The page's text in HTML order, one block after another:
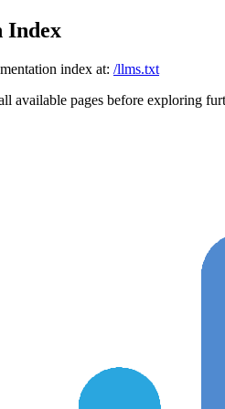
Index
index at: /llms.txt
available pages before exploring